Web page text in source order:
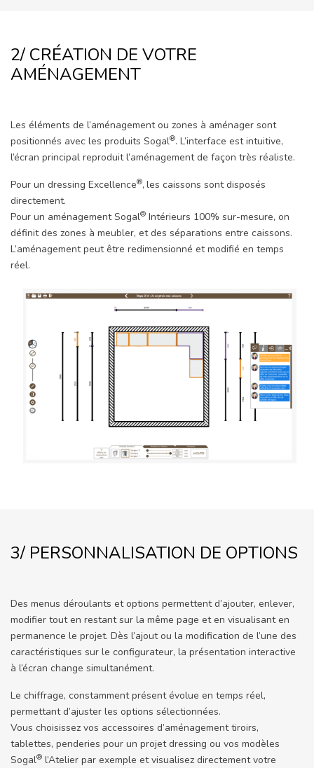
2/ CRÉATION DE VOTRE
AMÉNAGEMENT
Les éléments de l’aménagement ou zones à aménager sont
positionnés avec les produits Sogal®. L’interface est intuitive,
l’écran principal reproduit l’aménagement de façon très réaliste.
Pour un dressing Excellence®, les caissons sont disposés
directement.
Pour un aménagement Sogal® Intérieurs 100% sur-mesure, on
définit des zones à meubler, et des séparations entre caissons.
L’aménagement peut être redimensionné et modifié en temps
réel.
3/ PERSONNALISATION DE OPTIONS
Des menus déroulants et options permettent d’ajouter, enlever,
modifier tout en restant sur la même page et en visualisant en
permanence le projet. Dès l’ajout ou la modification de l’une des
caractéristiques sur le configurateur, la présentation interactive
à l’écran change simultanément.
Le chiffrage, constamment présent évolue en temps réel,
permettant d’ajuster les options sélectionnées.
Vous choisissez vos accessoires d’aménagement tiroirs,
tablettes, penderies pour un projet dressing ou vos modèles
Sogal® l’Atelier par exemple et visualisez directement votre